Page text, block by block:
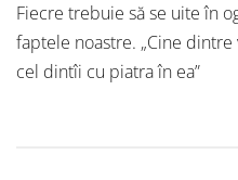
Fiecre trebuie să se uite în
faptele noastre. „Cine dintre
cel dintîi cu piatra în ea”